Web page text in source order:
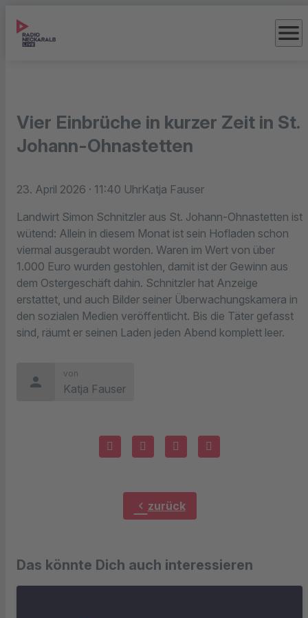
menu
Vier Einbrüche in kurzer Zeit in St.
Johann-Ohnastetten
23. April 2026 · 11:40 UhrKatja Fauser
Landwirt Simon Schnitzler aus St. Johann-Ohnastetten ist
wütend: Allein in diesem Monat ist sein Hofladen schon
viermal ausgeraubt worden. Waren im Wert von über
1.000 Euro wurden gestohlen, damit ist der Gewinn aus
dem Ostergeschäft dahin. Schnitzler hat Anzeige
erstattet, und auch Bilder seiner Überwachungskamera in
den sozialen Medien veröffentlicht. Bis die Täter gefasst
sind, räumt er seinen Laden jeden Abend komplett leer.
person
von
Katja Fauser
chevron_left zurück
Das könnte Dich auch interessieren